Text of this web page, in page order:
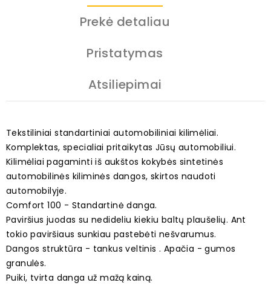
Prekė detaliau
Pristatymas
Atsiliepimai
Tekstiliniai standartiniai automobiliniai kilimėliai.
Komplektas, specialiai pritaikytas Jūsų automobiliui.
Kilimėliai pagaminti iš aukštos kokybės sintetinės
automobilinės kiliminės dangos, skirtos naudoti
automobilyje.
Comfort 100 - Standartinė danga.
Paviršius juodas su nedideliu kiekiu baltų plaušelių. Ant
tokio paviršiaus sunkiau pastebėti nešvarumus.
Dangos struktūra - tankus veltinis . Apačia - gumos
granulės.
Puiki, tvirta danga už mažą kainą.